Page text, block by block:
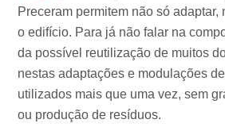
Preceram permitem não só adaptar,
o edifício. Para já não falar na
da possível reutilização de muitos
nestas adaptações e modulações
utilizados mais que uma vez, sem
ou produção de resíduos.